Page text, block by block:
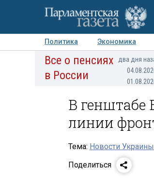
Политика Экономика
Авторы Персоны
Все о пенсиях
в России
два дня
В генштабе
линии
Тема: Новости Украины
Поделиться